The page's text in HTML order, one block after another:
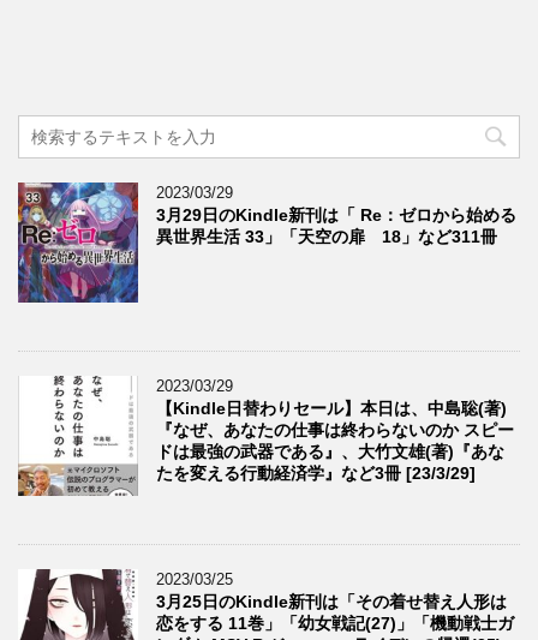
2023/03/29
3月29日のKindle新刊は「 Re：ゼロから始める
異世界生活 33」「天空の扉 18」など311冊
2023/03/29
【Kindle日替わりセール】本日は、中島聡(著)
『なぜ、あなたの仕事は終わらないのか スピー
ドは最強の武器である』、大竹文雄(著)『あな
たを変える行動経済学』など3冊 [23/3/29]
2023/03/25
3月25日のKindle新刊は「その着せ替え人形は
恋をする 11巻」「幼女戦記(27)」「機動戦士ガ